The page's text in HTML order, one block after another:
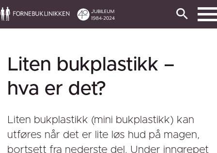
Liten bukplastikk –
hva er det?
Liten bukplastikk (mini bukplastikk) kan
utføres når det er lite løs hud på magen,
bortsett fra nederste del. Under inngrepet